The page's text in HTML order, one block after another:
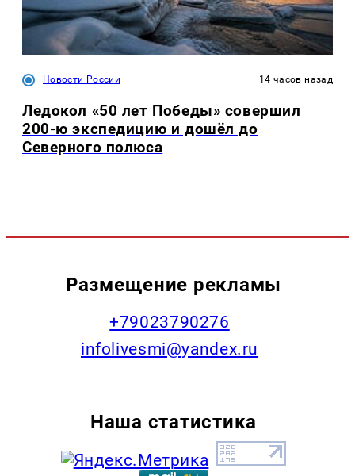
Новости России 14 часов назад
Ледокол «50 лет Победы» совершил
200-ю экспедицию и дошёл до
Северного полюса
Размещение рекламы
+79023790276
infolivesmi@yandex.ru
Наша статистика